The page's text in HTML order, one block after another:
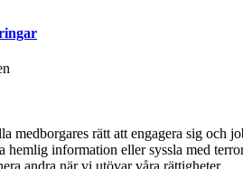
medborgares rätt att engagera sig och
hemlig information eller syssla med
andra när vi utövar våra rättigheter...